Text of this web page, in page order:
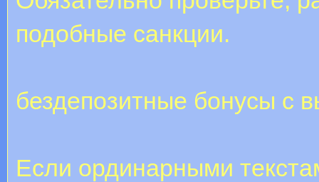
подобные санкции.
бездепозитные бонусы с
Если ординарными